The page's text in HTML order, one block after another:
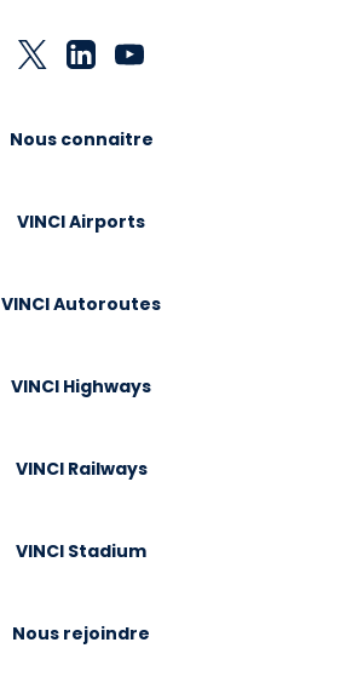
Nous connaitre
VINCI Airports
VINCI Autoroutes
VINCI Highways
VINCI Railways
VINCI Stadium
Nous rejoindre